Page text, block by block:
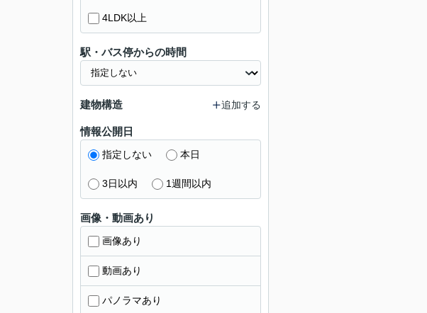
4LDK以上
駅・バス停からの時間
建物構造 追加する
情報公開日
指定しない 本日
3日以内 1週間以内
画像・動画あり
画像あり
動画あり
パノラマあり